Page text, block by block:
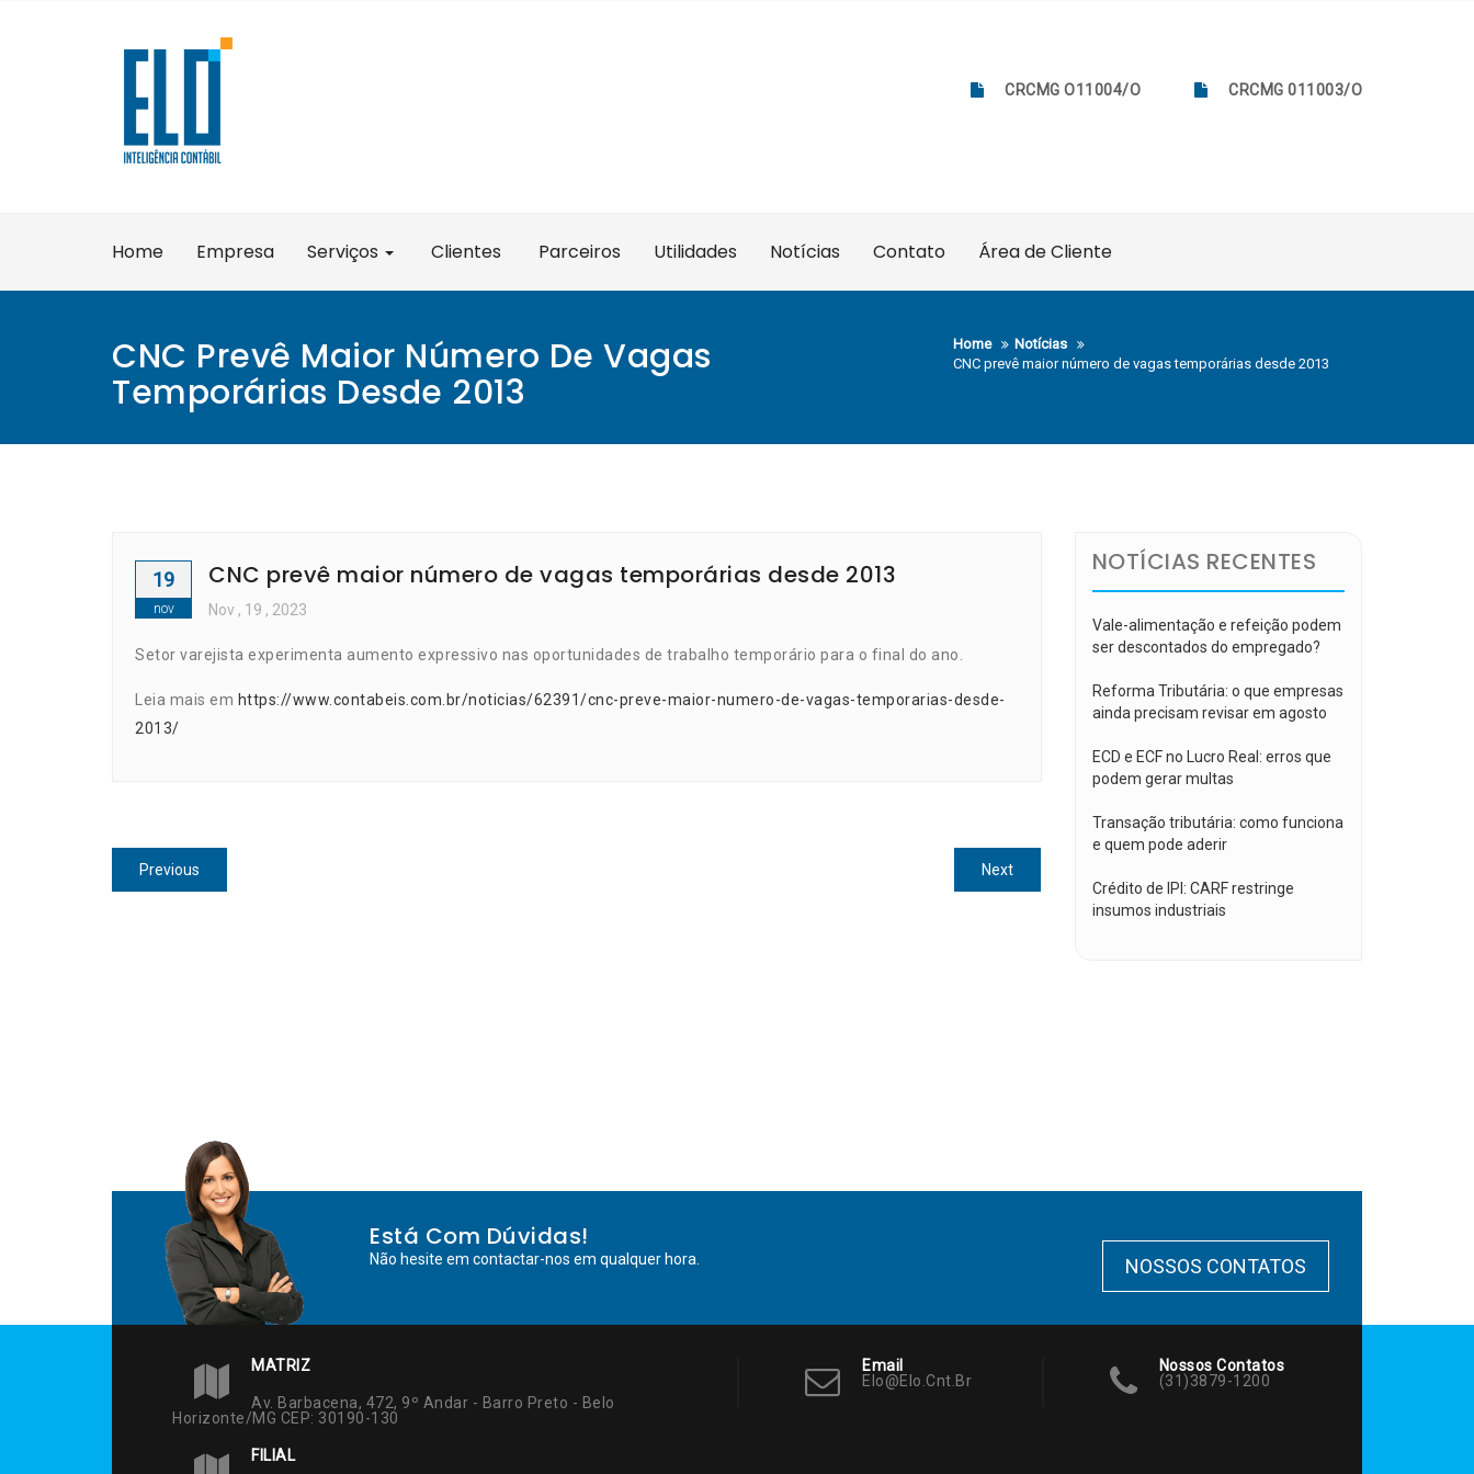
CRCMG O11004/O CRCMG 011003/O
Home Empresa Serviços Clientes Parceiros Utilidades Notícias Contato Área de Cliente
CNC Prevê Maior Número De Vagas
Temporárias Desde 2013
Home
Notícias
CNC prevê maior número de vagas temporárias desde 2013
19
nov
CNC prevê maior número de vagas temporárias desde 2013
Nov , 19 , 2023
Setor varejista experimenta aumento expressivo nas oportunidades de trabalho temporário para o final do ano.
Leia mais em https://www.contabeis.com.br/noticias/62391/cnc-preve-maior-numero-de-vagas-temporarias-desde-
2013/
Navegação
de
Previous
post:
NextNext
post:
NOTÍCIAS RECENTES
Vale-alimentação e refeição podem
ser descontados do empregado?
Reforma Tributária: o que empresas
ainda precisam revisar em agosto
ECD e ECF no Lucro Real: erros que
podem gerar multas
Transação tributária: como funciona
e quem pode aderir
Crédito de IPI: CARF restringe
insumos industriais
Está Com Dúvidas!
Não hesite em contactar-nos em qualquer hora. NOSSOS CONTATOS
MATRIZ
Av. Barbacena, 472, 9º Andar - Barro Preto - Belo
Horizonte/MG CEP: 30190-130
FILIAL
Email
Elo@elo.cnt.br
Nossos Contatos
(31)3879-1200